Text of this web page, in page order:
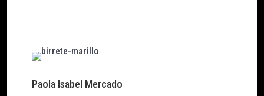
Paola Isabel Mercado